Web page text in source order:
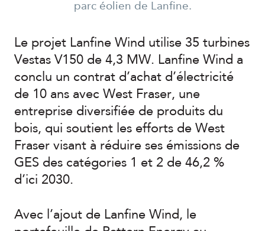
parc éolien de Lanfine.
Le projet Lanfine Wind utilise 35 turbines
Vestas V150 de 4,3 MW. Lanfine Wind a
conclu un contrat d’achat d’électricité
de 10 ans avec West Fraser, une
entreprise diversifiée de produits du
bois, qui soutient les efforts de West
Fraser visant à réduire ses émissions de
GES des catégories 1 et 2 de 46,2 %
d’ici 2030.
Avec l’ajout de Lanfine Wind, le